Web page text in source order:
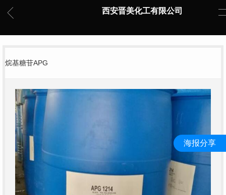
西安晋美化工有限公司
烷基糖苷APG
海报分享